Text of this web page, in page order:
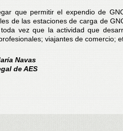
que permitir el expendio de
de las estaciones de carga de
vez que la actividad que
viajantes de comercio;
Navas
de AES